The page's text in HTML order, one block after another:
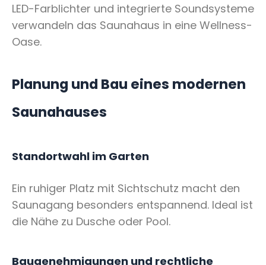
LED-Farblichter und integrierte Soundsysteme
verwandeln das Saunahaus in eine Wellness-
Oase.
Planung und Bau eines modernen
Saunahauses
Standortwahl im Garten
Ein ruhiger Platz mit Sichtschutz macht den
Saunagang besonders entspannend. Ideal ist
die Nähe zu Dusche oder Pool.
Baugenehmigungen und rechtliche